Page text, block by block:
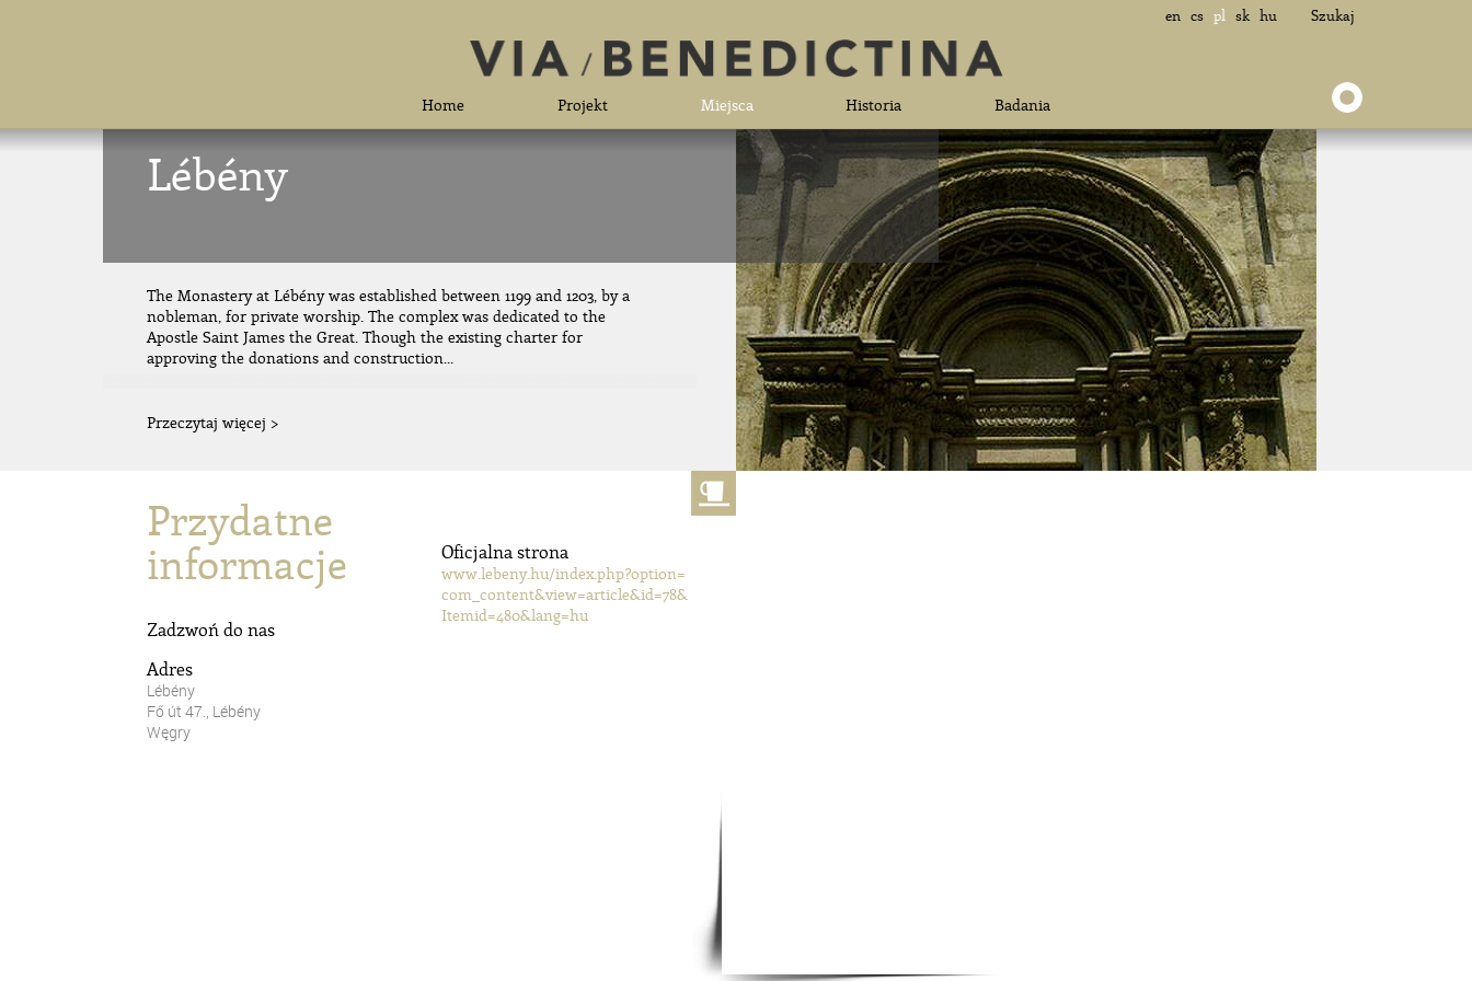
en cs pl sk hu Szukaj
Home Projekt Miejsca Historia Badania
Lébény
The Monastery at Lébény was established between 1199 and 1203, by a
nobleman, for private worship. The complex was dedicated to the
Apostle Saint James the Great. Though the existing charter for
approving the donations and construction...
Przeczytaj więcej >
Przydatne
informacje
Zadzwoń do nas
Adres
Lébény
Fő út 47., Lébény
Węgry
Oficjalna strona
www.lebeny.hu/index.php?option=
com_content&view=article&id=78&
Itemid=480&lang=hu